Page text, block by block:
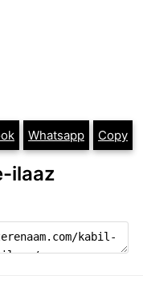
Whatsapp Copy
ilaaz